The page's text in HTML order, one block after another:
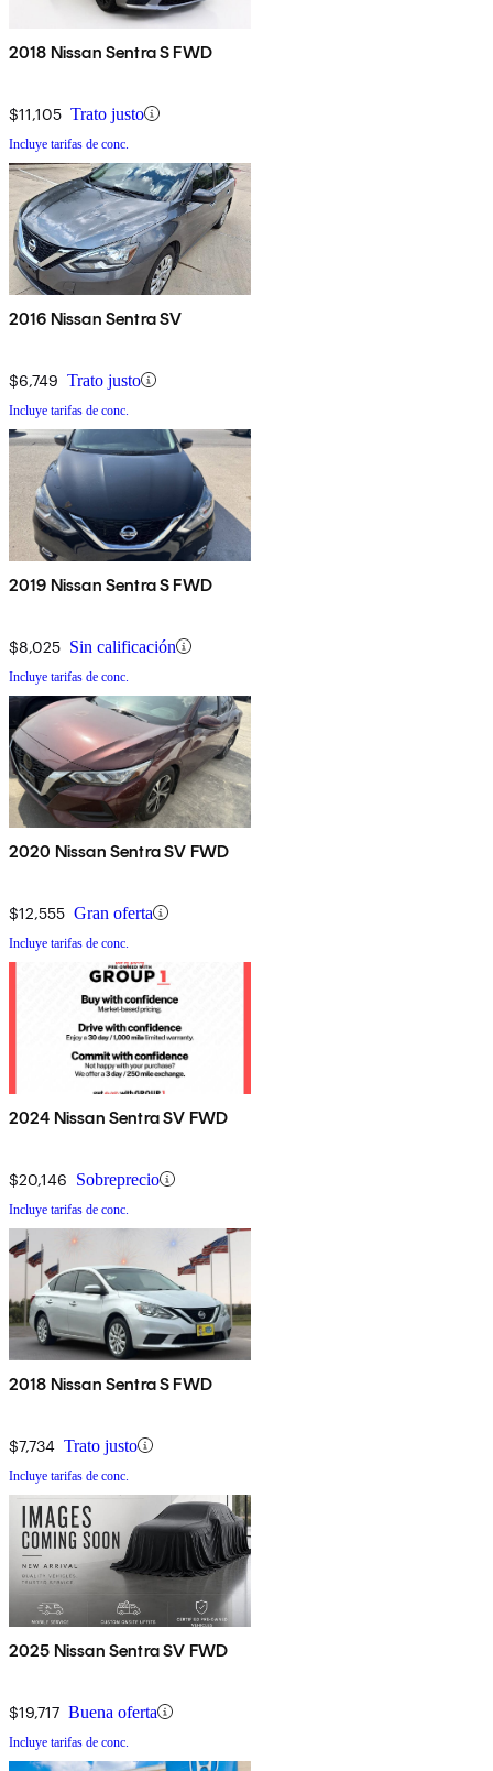
2018 Nissan Sentra S FWD
$11,105 Trato justo
Incluye tarifas de conc.
2016 Nissan Sentra SV
$6,749 Trato justo
Incluye tarifas de conc.
2019 Nissan Sentra S FWD
$8,025 Sin calificación
Incluye tarifas de conc.
2020 Nissan Sentra SV FWD
$12,555 Gran oferta
Incluye tarifas de conc.
2024 Nissan Sentra SV FWD
$20,146 Sobreprecio
Incluye tarifas de conc.
2018 Nissan Sentra S FWD
$7,734 Trato justo
Incluye tarifas de conc.
2025 Nissan Sentra SV FWD
$19,717 Buena oferta
Incluye tarifas de conc.